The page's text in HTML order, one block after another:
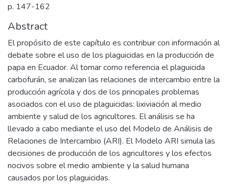
p. 147-162
Abstract
El propósito de este capítulo es contribuir con información al
debate sobre el uso de los plaguicidas en la producción de
papa en Ecuador. Al tomar como referencia el plaguicida
carbofurán, se analizan las relaciones de intercambio entre la
producción agrícola y dos de los principales problemas
asociados con el uso de plaguicidas: lixiviación al medio
ambiente y salud de los agricultores. El análisis se ha
llevado a cabo mediante el uso del Modelo de Análisis de
Relaciones de Intercambio (ARI). El Modelo ARI simula las
decisiones de producción de los agricultores y los efectos
nocivos sobre el medio ambiente y la salud humana
causados por los plaguicidas.